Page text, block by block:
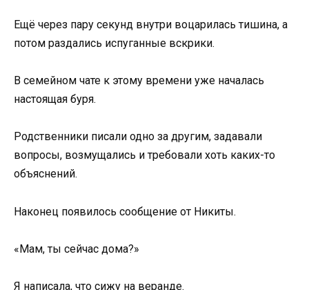
Ещё через пару секунд внутри воцарилась тишина, а
потом раздались испуганные вскрики.
В семейном чате к этому времени уже началась
настоящая буря.
Родственники писали одно за другим, задавали
вопросы, возмущались и требовали хоть каких-то
объяснений.
Наконец появилось сообщение от Никиты.
«Мам, ты сейчас дома?»
Я написала, что сижу на веранде.